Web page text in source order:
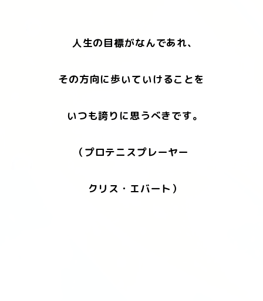
人生の目標がなんであれ、
その方向に歩いていけることを
いつも誇りに思うべきです。
（プロテニスプレーヤー
クリス・エバート）